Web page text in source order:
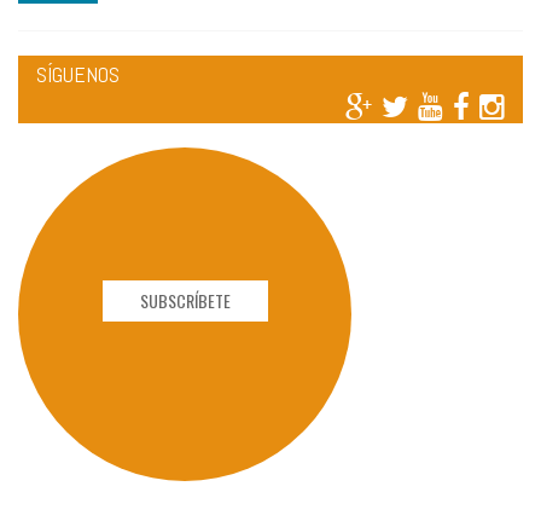
SÍGUENOS
SUBSCRÍBETE